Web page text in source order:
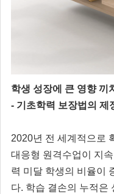
학생 성장에 큰 영향 끼
- 기초학력 보장법의 제
2020년 전 세계적으로
대응형 원격수업이 지
력 미달 학생의 비율이
다. 학습 결손의 누적은